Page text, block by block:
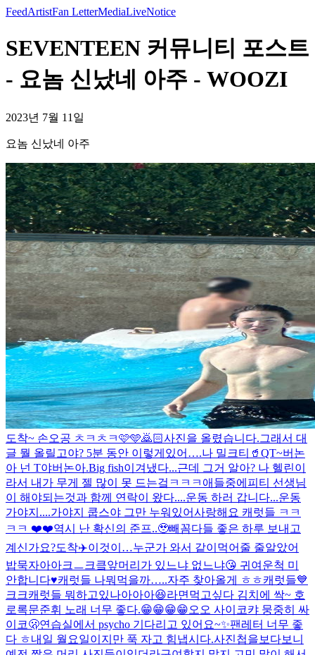
FeedArtistFan LetterMediaLiveNotice
SEVENTEEN 커뮤니티 포스트
- 요놈 신났네 아주 - WOOZI
2023년 7월 11일
요놈 신났네 아주
도착~ 손오공 ㅊㅋㅊㅋ🩷🩵🙇🏻사진을 올렸습니다.그래서 대
글 뭘 올릴고야? 5분 동안 이렇게있어….나 밀크티🥤 QT~버논
아 넌 T야버논아.Big fish이겨냈다...근데 그거 알아? 나 헬린이
라서 내가 무게 젤 많이 못 드는겈ㅋㅋㅋ애들중에 피티 선생님
이 해야되는것과 함께 연락이 왔다....운동 하러 갑니다...운동
가야지....가야지 쿱스야 그만 누워있어사랑해요 캐럿들 ㅋㅋ
ㅋㅋ ❤️❤️역시 난 확신의 준프..🥹빼꼼다들 좋은 하루 보내고
계신가요?도착✈️이것이…누군가 와서 같이먹어줄 줄알았어
밥묵자아아크ㅡ크킄앞머리가 있느냐 없느냐😘 귀여운척 미
안합니다♥️캐럿들 나뭐먹을까…..자주 찾아올게 ㅎㅎ캐럿들💙
크크캐럿들 뭐하고있나아아아😆라면먹고싶다 김치에 싹~ 호
로록문준휘 노래 너무 좋다.😁😁😁😁오오 사이코캬 뭉중히 싸
이코🫢연습실에서 psycho 기다리고 있어요~✨팬레터 너무 좋
다 ㅎ내일 월요일이지만 푹 자고 힘냅시다.사진첩을보다보니